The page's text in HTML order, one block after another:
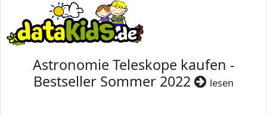
Astronomie Teleskope kaufen -
Bestseller Sommer 2022
lesen